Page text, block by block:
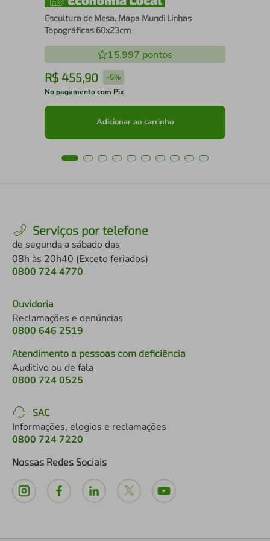
Escultura de Mesa, Mapa Mundi Linhas
Topográficas 60x23cm
15.997 pontos
R$ 455,90 -5%
No pagamento com Pix
Adicionar ao carrinho
Serviços por telefone
de segunda a sábado das
08h às 20h40 (Exceto feriados)
0800 724 4770
Ouvidoria
Reclamações e denúncias
0800 646 2519
Atendimento a pessoas com deficiência
Auditivo ou de fala
0800 724 0525
SAC
Informações, elogios e reclamações
0800 724 7220
Nossas Redes Sociais